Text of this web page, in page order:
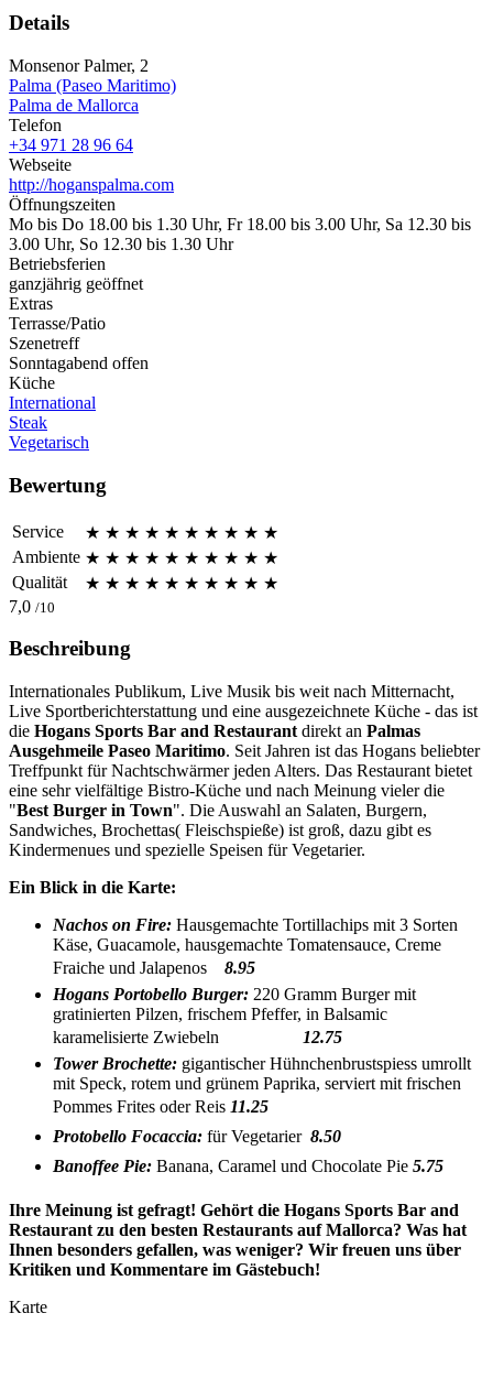
Details
Monsenor Palmer, 2
Palma (Paseo Maritimo)
Palma de Mallorca
Telefon
+34 971 28 96 64
Webseite
http://hoganspalma.com
Öffnungszeiten
Mo bis Do 18.00 bis 1.30 Uhr, Fr 18.00 bis 3.00 Uhr, Sa 12.30 bis
3.00 Uhr, So 12.30 bis 1.30 Uhr
Betriebsferien
ganzjährig geöffnet
Extras
Terrasse/Patio
Szenetreff
Sonntagabend offen
Küche
International
Steak
Vegetarisch
Bewertung
Service ★ ★ ★ ★ ★ ★ ★ ★ ★ ★
Ambiente ★ ★ ★ ★ ★ ★ ★ ★ ★ ★
Qualität
★ ★ ★ ★ ★ ★ ★ ★ ★ ★
7,0 /10
Beschreibung
Internationales Publikum, Live Musik bis weit nach Mitternacht,
Live Sportberichterstattung und eine ausgezeichnete Küche - das ist
die Hogans Sports Bar and Restaurant direkt an Palmas
Ausgehmeile Paseo Maritimo. Seit Jahren ist das Hogans beliebter
Treffpunkt für Nachtschwärmer jeden Alters. Das Restaurant bietet
eine sehr vielfältige Bistro-Küche und nach Meinung vieler die
"Best Burger in Town". Die Auswahl an Salaten, Burgern,
Sandwiches, Brochettas( Fleischspieße) ist groß, dazu gibt es
Kindermenues und spezielle Speisen für Vegetarier.
Ein Blick in die Karte:
Nachos on Fire: Hausgemachte Tortillachips mit 3 Sorten
Käse, Guacamole, hausgemachte Tomatensauce, Creme
Fraiche und Jalapenos
8.95 
Hogans Portobello Burger: 220 Gramm Burger mit
gratinierten Pilzen, frischem Pfeffer, in Balsamic
karamelisierte Zwiebeln
12.75 
Tower Brochette: gigantischer Hühnchenbrustspiess umrollt
mit Speck, rotem und grünem Paprika, serviert mit frischen
Pommes Frites oder Reis 11.25 
Protobello Focaccia: für Vegetarier 8.50 
Banoffee Pie: Banana, Caramel und Chocolate Pie 5.75 
Ihre Meinung ist gefragt! Gehört die Hogans Sports Bar and
Restaurant zu den besten Restaurants auf Mallorca? Was hat
Ihnen besonders gefallen, was weniger? Wir freuen uns über
Kritiken und Kommentare im Gästebuch!
Karte